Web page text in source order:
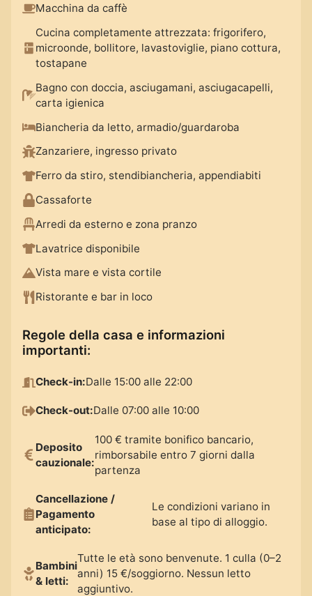
Macchina da caffè
Cucina completamente attrezzata: frigorifero,
microonde, bollitore, lavastoviglie, piano cottura,
tostapane
Bagno con doccia, asciugamani, asciugacapelli,
carta igienica
Biancheria da letto, armadio/guardaroba
Zanzariere, ingresso privato
Ferro da stiro, stendibiancheria, appendiabiti
Cassaforte
Arredi da esterno e zona pranzo
Lavatrice disponibile
Vista mare e vista cortile
Ristorante e bar in loco
Regole della casa e informazioni
importanti:
Check-in:Dalle 15:00 alle 22:00
Check-out:Dalle 07:00 alle 10:00
Deposito
cauzionale:
100 € tramite bonifico bancario,
rimborsabile entro 7 giorni dalla
partenza
Cancellazione /
Pagamento
anticipato:
Le condizioni variano in
base al tipo di alloggio.
Bambini
& letti:
Tutte le età sono benvenute. 1 culla (0–2
anni) 15 €/soggiorno. Nessun letto
aggiuntivo.